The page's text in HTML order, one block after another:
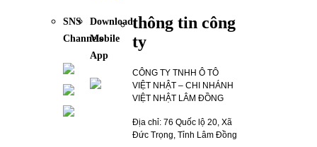
SNS
Channels
Download
Mobile
App
thông tin công
ty
CÔNG TY TNHH Ô TÔ
VIỆT NHẬT – CHI NHÁNH
VIỆT NHẬT LÂM ĐỒNG
Địa chỉ: 76 Quốc lộ 20, Xã
Đức Trọng, Tỉnh Lâm Đồng